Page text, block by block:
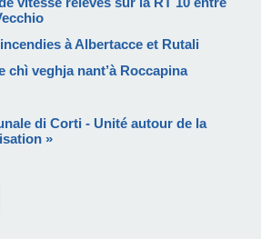
à Albertacce et Rutali
chì veghja nant’à Roccapina
di Corti - Unité autour de la
»